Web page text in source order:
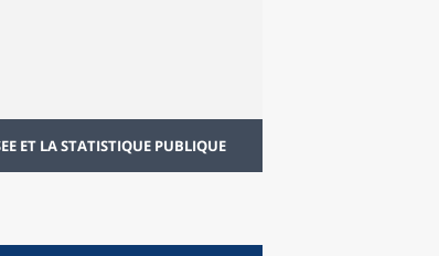
ET LA STATISTIQUE PUBLIQUE